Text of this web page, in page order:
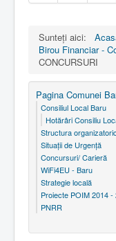
Sunteți aici:
Birou Financiar -
CONCURSURI
Pagina Comunei
Consiliul Local Baru
Hotărâri Consiliu
Structura
Situaţii de Urgenţă
Concursuri/ Carieră
WiFi4EU - Baru
Strategie locală
Proiecte POIM 2014 -
PNRR